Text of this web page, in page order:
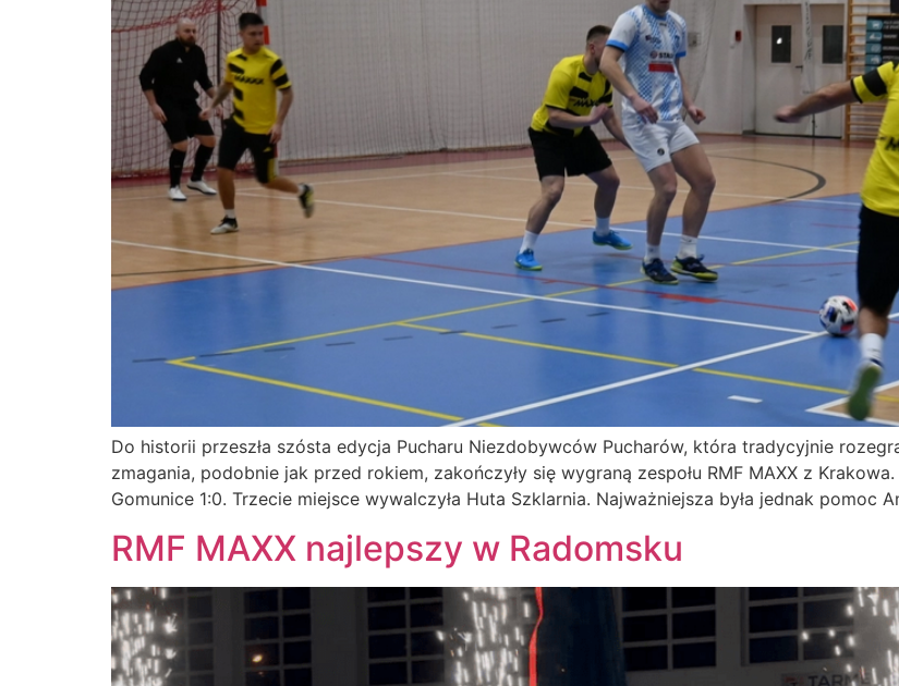
Do historii przeszła szósta edycja Pucharu Niezdobywców Pucharów, która tradycyjnie
zmagania, podobnie jak przed rokiem, zakończyły się wygraną zespołu RMF MAXX z
Gomunice 1:0. Trzecie miejsce wywalczyła Huta Szklarnia. Najważniejsza była jednak
RMF MAXX najlepszy w Radomsku